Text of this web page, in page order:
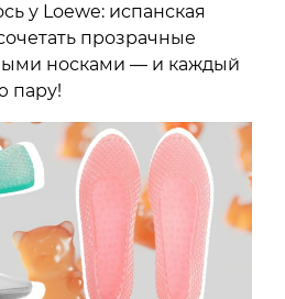
у Loewe: испанская
прозрачные
носками — и каждый
пару!